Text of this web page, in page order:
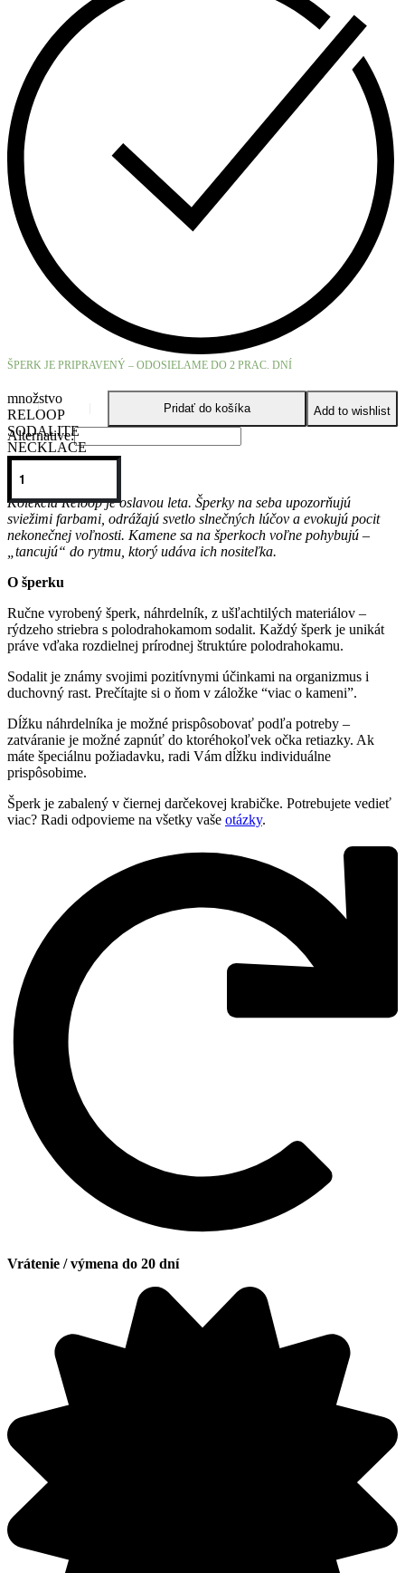
ŠPERK JE PRIPRAVENÝ – ODOSIELAME DO 2 PRAC. DNÍ
množstvo
RELOOP
SODALITE
NECKLACE
Pridať do košíka Add to wishlist
Alternative:
O kolekcii
Kolekcia Reloop je oslavou leta. Šperky na seba upozorňujú
sviežimi farbami, odrážajú svetlo slnečných lúčov a evokujú pocit
nekonečnej voľnosti. Kamene sa na šperkoch voľne pohybujú –
„tancujú“ do rytmu, ktorý udáva ich nositeľka.
O šperku
Ručne vyrobený šperk, náhrdelník, z ušľachtilých materiálov –
rýdzeho striebra s polodrahokamom sodalit. Každý šperk je unikát
práve vďaka rozdielnej prírodnej štruktúre polodrahokamu.
Sodalit je známy svojimi pozitívnymi účinkami na organizmus i
duchovný rast. Prečítajte si o ňom v záložke “viac o kameni”.
Dĺžku náhrdelníka je možné prispôsobovať podľa potreby –
zatváranie je možné zapnúť do ktoréhokoľvek očka retiazky. Ak
máte špeciálnu požiadavku, radi Vám dĺžku individuálne
prispôsobime.
Šperk je zabalený v čiernej darčekovej krabičke. Potrebujete vedieť
viac? Radi odpovieme na všetky vaše otázky.
Vrátenie / výmena do 20 dní